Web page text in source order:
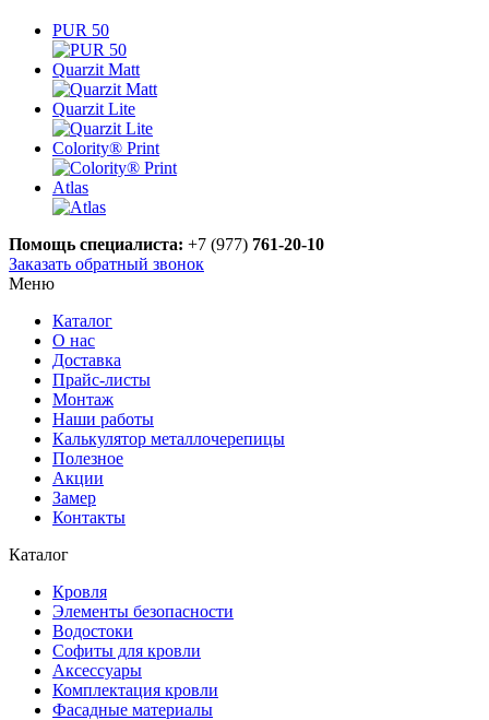
PUR 50
Quarzit Matt
Quarzit Lite
Colority® Print
Atlas
Помощь специалиста: +7 (977) 761-20-10
Заказать обратный звонок
Меню
Каталог
О нас
Доставка
Прайс-листы
Монтаж
Наши работы
Калькулятор металлочерепицы
Полезное
Акции
Замер
Контакты
Каталог
Кровля
Элементы безопасности
Водостоки
Софиты для кровли
Аксессуары
Комплектация кровли
Фасадные материалы